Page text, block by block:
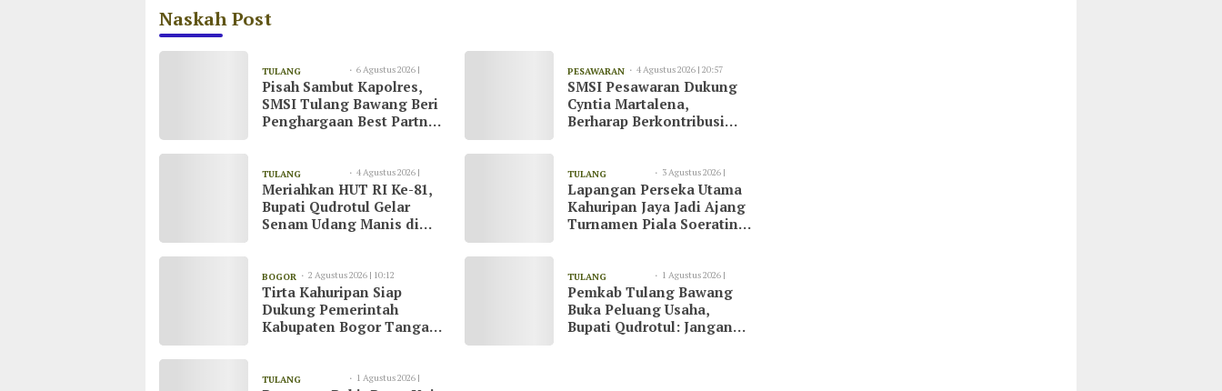
Naskah Post
TULANG
BAWANG
6 Agustus 2026 |
08:55
Pisah Sambut Kapolres,
SMSI Tulang Bawang Beri
Penghargaan Best Partner
PESAWARAN 4 Agustus 2026 | 20:57
SMSI Pesawaran Dukung
Cyntia Martalena,
Berharap Berkontribusi
TULANG
BAWANG
4 Agustus 2026 |
20:51
Meriahkan HUT RI Ke-81,
Bupati Qudrotul Gelar
Senam Udang Manis di
TULANG
BAWANG
3 Agustus 2026 |
13:09
Lapangan Perseka Utama
Kahuripan Jaya Jadi Ajang
Turnamen Piala Soeratin
BOGOR 2 Agustus 2026 | 10:12
Tirta Kahuripan Siap
Dukung Pemerintah
Kabupaten Bogor Tangani
TULANG
BAWANG
1 Agustus 2026 |
23:07
Pemkab Tulang Bawang
Buka Peluang Usaha,
Bupati Qudrotul: Jangan
TULANG
1 Agustus 2026 |